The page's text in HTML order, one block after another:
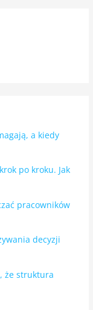
a kiedy
po kroku. Jak
pracowników
decyzji
że struktura